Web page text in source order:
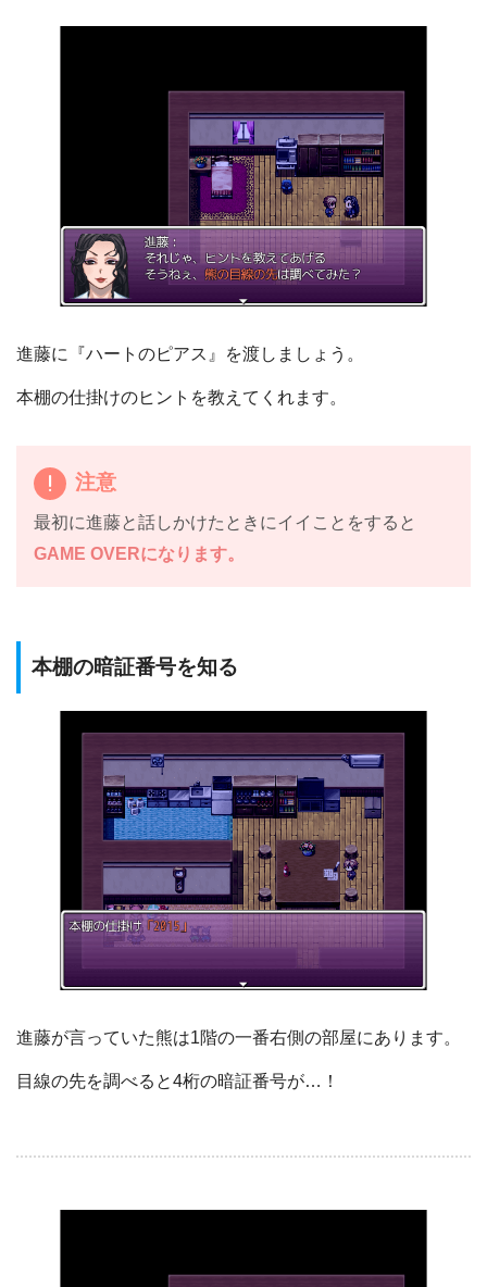
進藤に『ハートのピアス』を渡しましょう。
本棚の仕掛けのヒントを教えてくれます。
注意
最初に進藤と話しかけたときにイイことをすると
GAME OVERになります。
本棚の暗証番号を知る
進藤が言っていた熊は1階の一番右側の部屋にあります。
目線の先を調べると4桁の暗証番号が…！